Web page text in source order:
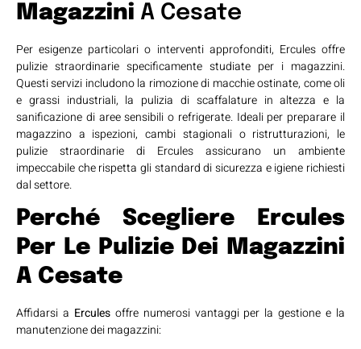
Magazzini A Cesate
Per esigenze particolari o interventi approfonditi, Ercules offre
pulizie straordinarie specificamente studiate per i magazzini.
Questi servizi includono la rimozione di macchie ostinate, come oli
e grassi industriali, la pulizia di scaffalature in altezza e la
sanificazione di aree sensibili o refrigerate. Ideali per preparare il
magazzino a ispezioni, cambi stagionali o ristrutturazioni, le
pulizie straordinarie di Ercules assicurano un ambiente
impeccabile che rispetta gli standard di sicurezza e igiene richiesti
dal settore.
Perché Scegliere Ercules
Per Le Pulizie Dei Magazzini
A Cesate
Affidarsi a Erculesoffre numerosi vantaggi per la gestione e la
manutenzione dei magazzini: